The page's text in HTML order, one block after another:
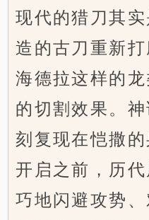
现代的猎刀其
造的古刀重新
海德拉这样的
的切割效果。
刻复现在恺撒
开启之前，历
巧地闪避攻势